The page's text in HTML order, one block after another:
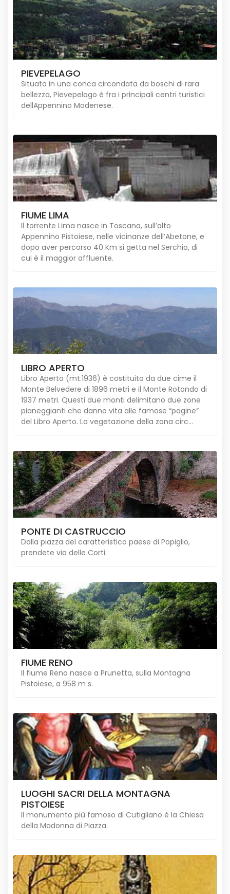
PIEVEPELAGO
Situato in una conca circondata da boschi di rara
bellezza, Pievepelago è fra i principali centri turistici
dellAppennino Modenese.
FIUME LIMA
Il torrente Lima nasce in Toscana, sull’alto
Appennino Pistoiese, nelle vicinanze dell’Abetone, e
dopo aver percorso 40 Km si getta nel Serchio, di
cui è il maggior affluente.
LIBRO APERTO
Libro Aperto (mt.1936) è costituito da due cime il
Monte Belvedere di 1896 metri e il Monte Rotondo di
1937 metri. Questi due monti delimitano due zone
pianeggianti che danno vita alle famose “pagine”
del Libro Aperto. La vegetazione della zona circ...
PONTE DI CASTRUCCIO
Dalla piazza del caratteristico paese di Popiglio,
prendete via delle Corti.
FIUME RENO
Il fiume Reno nasce a Prunetta, sulla Montagna
Pistoiese, a 958 m s.
LUOGHI SACRI DELLA MONTAGNA
PISTOIESE
Il monumento più famoso di Cutigliano è la Chiesa
della Madonna di Piazza.